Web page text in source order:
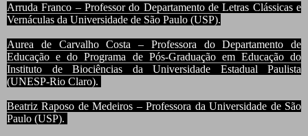
Arruda Franco – Professor do Departamento de Letras Clássicas e
Vernáculas da Universidade de São Paulo (USP).
Aurea de Carvalho Costa – Professora do Departamento de
Educação e do Programa de Pós-Graduação em Educação do
Instituto de Biociências da Universidade Estadual Paulista
(UNESP-Rio Claro).
Beatriz Raposo de Medeiros – Professora da Universidade de São
Paulo (USP).